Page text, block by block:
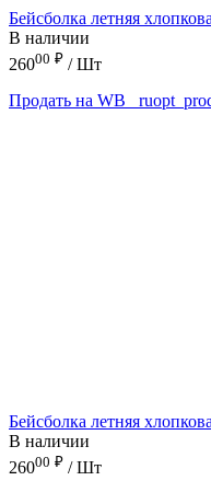
Бейсболка летняя
В наличии
26000 ₽ / Шт
Продать на WB
Бейсболка летняя
В наличии
26000 ₽ / Шт